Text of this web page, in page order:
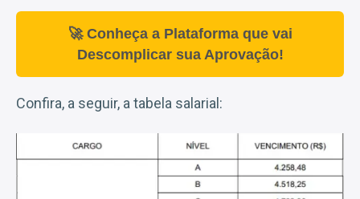
🚀 Conheça a Plataforma que vai
Descomplicar sua Aprovação!
Confira, a seguir, a tabela salarial: